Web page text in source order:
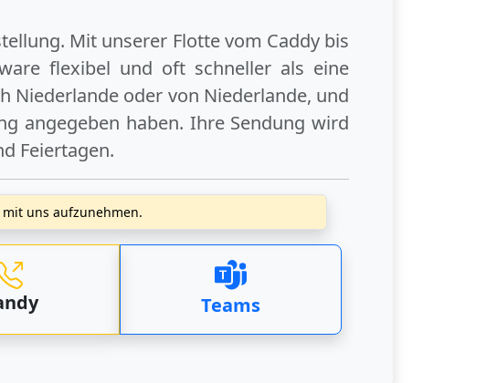
Mit unserer Flotte vom Caddy bis
flexibel und oft schneller als eine
Niederlande oder von Niederlande, und
angegeben haben. Ihre Sendung wird
Feiertagen.
uns aufzunehmen.
Teams